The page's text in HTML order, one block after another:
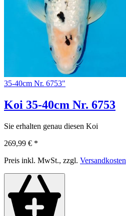
35-40cm Nr. 6753"
Koi 35-40cm Nr. 6753
Sie erhalten genau diesen Koi
269,99 € *
Preis inkl. MwSt., zzgl. Versandkosten